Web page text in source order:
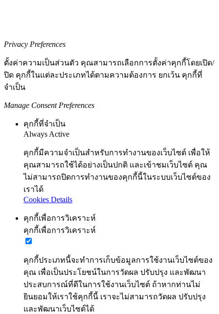
Privacy Preferences
ตั้งค่าความเป็นส่วนตัว คุณสามารถเลือกการตั้งค่าคุกกี้โดยเปิด/
ปิด คุกกี้ในแต่ละประเภทได้ตามความต้องการ ยกเว้น คุกกี้ที่
จำเป็น
Manage Consent Preferences
คุกกี้ที่จำเป็น
Always Active
คุกกี้มีความจำเป็นสำหรับการทำงานของเว็บไซต์ เพื่อให้
คุณสามารถใช้ได้อย่างเป็นปกติ และเข้าชมเว็บไซต์ คุณ
ไม่สามารถปิดการทำงานของคุกกี้นี้ในระบบเว็บไซต์ของ
เราได้
Cookies Details
คุกกี้เพื่อการวิเคราะห์
คุกกี้เพื่อการวิเคราะห์
คุกกี้ประเภทนี้จะทำการเก็บข้อมูลการใช้งานเว็บไซต์ของ
คุณ เพื่อเป็นประโยชน์ในการวัดผล ปรับปรุง และพัฒนา
ประสบการณ์ที่ดีในการใช้งานเว็บไซต์ ถ้าหากท่านไม่
ยินยอมให้เราใช้คุกกี้นี้ เราจะไม่สามารถวัดผล ปรับปรุง
และพัฒนาเว็บไซต์ได้